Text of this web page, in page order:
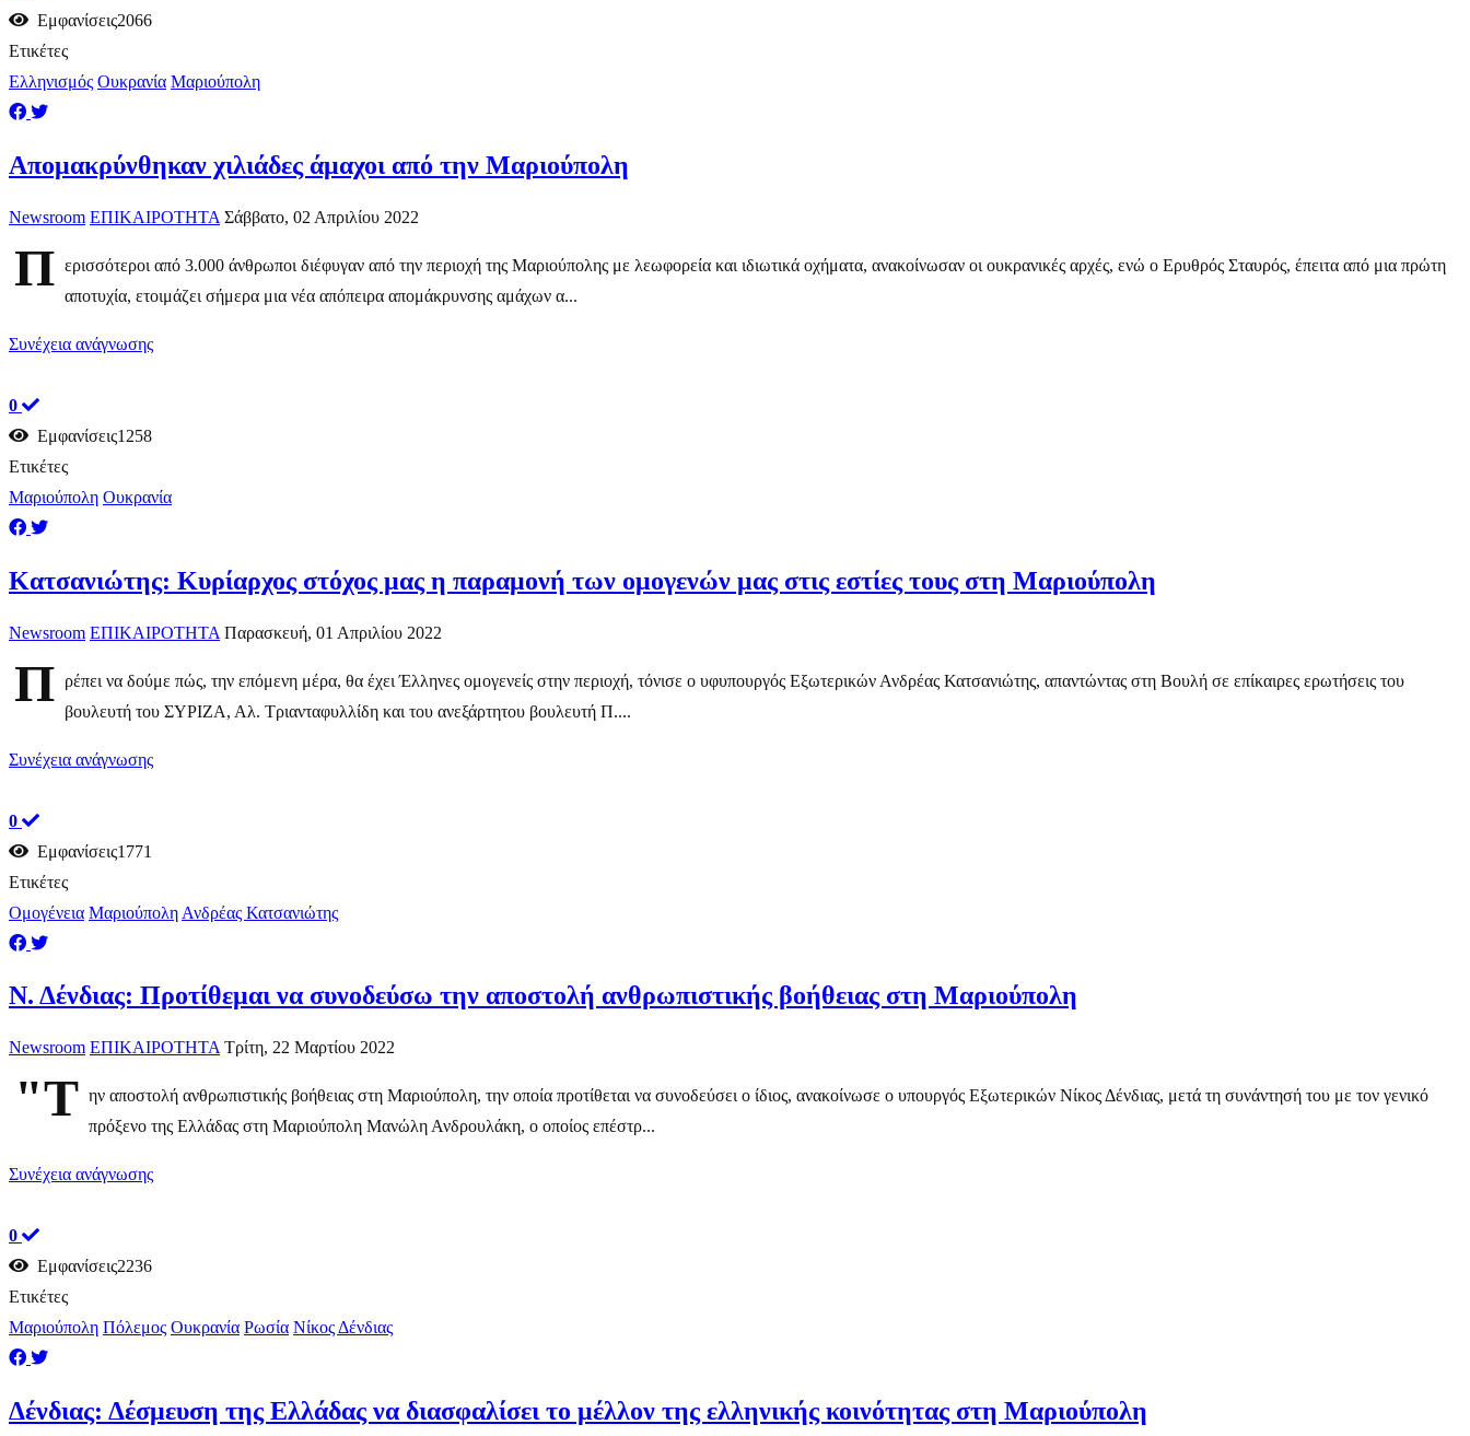
Εμφανίσεις2066
Ετικέτες
Ελληνισμός Ουκρανία Μαριούπολη
Απομακρύνθηκαν χιλιάδες άμαχοι από την Μαριούπολη
Newsroom ΕΠΙΚΑΙΡΟΤΗΤΑ Σάββατο, 02 Απριλίου 2022
Π ερισσότεροι από 3.000 άνθρωποι διέφυγαν από την περιοχή της Μαριούπολης με λεωφορεία και ιδιωτικά οχήματα, ανακοίνωσαν οι ουκρανικές αρχές, ενώ ο Ερυθρός Σταυρός, έπειτα από μια πρώτη
αποτυχία, ετοιμάζει σήμερα μια νέα απόπειρα απομάκρυνσης αμάχων α...
Συνέχεια ανάγνωσης
0
Εμφανίσεις1258
Ετικέτες
Μαριούπολη Ουκρανία
Κατσανιώτης: Κυρίαρχος στόχος μας η παραμονή των ομογενών μας στις εστίες τους στη Μαριούπολη
Newsroom ΕΠΙΚΑΙΡΟΤΗΤΑ Παρασκευή, 01 Απριλίου 2022
Π
ρέπει να δούμε πώς, την επόμενη μέρα, θα έχει Έλληνες ομογενείς στην περιοχή, τόνισε ο υφυπουργός Εξωτερικών Ανδρέας Κατσανιώτης, απαντώντας στη Βουλή σε επίκαιρες ερωτήσεις του
βουλευτή του ΣΥΡΙΖΑ, Αλ. Τριανταφυλλίδη και του ανεξάρτητου βουλευτή Π....
Συνέχεια ανάγνωσης
0
Εμφανίσεις1771
Ετικέτες
Ομογένεια Μαριούπολη Ανδρέας Κατσανιώτης
Ν. Δένδιας: Προτίθεμαι να συνοδεύσω την αποστολή ανθρωπιστικής βοήθειας στη Μαριούπολη
Newsroom ΕΠΙΚΑΙΡΟΤΗΤΑ Τρίτη, 22 Μαρτίου 2022
"Τ ην αποστολή ανθρωπιστικής βοήθειας στη Μαριούπολη, την οποία προτίθεται να συνοδεύσει ο ίδιος, ανακοίνωσε ο υπουργός Εξωτερικών Νίκος Δένδιας, μετά τη συνάντησή του με τον γενικό
πρόξενο της Ελλάδας στη Μαριούπολη Μανώλη Ανδρουλάκη, ο οποίος επέστρ...
Συνέχεια ανάγνωσης
0
Εμφανίσεις2236
Ετικέτες
Μαριούπολη Πόλεμος Ουκρανία Ρωσία Νίκος Δένδιας
Δένδιας: Δέσμευση της Ελλάδας να διασφαλίσει το μέλλον της ελληνικής κοινότητας στη Μαριούπολη